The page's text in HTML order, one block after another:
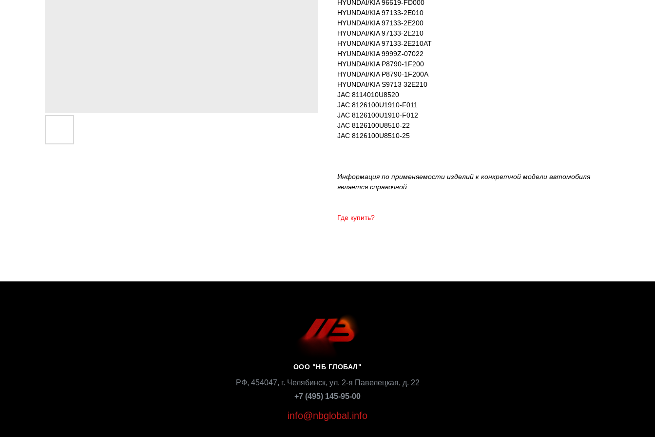
HYUNDAI/KIA 96619-FD000
HYUNDAI/KIA 97133-2E010
HYUNDAI/KIA 97133-2E200
HYUNDAI/KIA 97133-2E210
HYUNDAI/KIA 97133-2E210AT
HYUNDAI/KIA 9999Z-07022
HYUNDAI/KIA P8790-1F200
HYUNDAI/KIA P8790-1F200A
HYUNDAI/KIA S9713 32E210
JAC 8114010U8520
JAC 8126100U1910-F011
JAC 8126100U1910-F012
JAC 8126100U8510-22
JAC 8126100U8510-25
Информация по применяемости изделий к конкретной модели автомобиля
является справочной
Где купить?
РФ, 454047, г. Челябинск, ул. 2-я Павелецкая, д. 22
info@nbglobal.info
ООО "НБ ГЛОБАЛ"
+7 (495) 145-95-00